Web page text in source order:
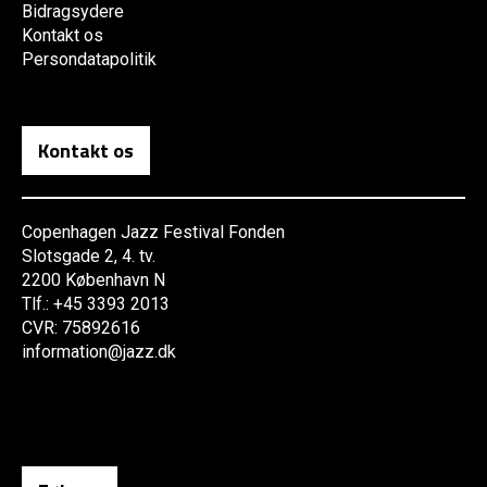
Bidragsydere
Kontakt os
Persondatapolitik
Kontakt os
Copenhagen Jazz Festival Fonden
Slotsgade 2, 4. tv.
2200 København N
Tlf.: +45 3393 2013
CVR: 75892616
information@jazz.dk